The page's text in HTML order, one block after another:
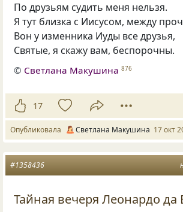
По друзьям судить меня нельзя.
Я тут близка с Иисусом, между
Вон у изменника Иуды все друзья,
Святые, я скажу вам, беспорочны.
© Светлана Макушина 876
17
Опубликовала Светлана Макушина 17 окт
#1358436
Тайная вечеря Леонардо да